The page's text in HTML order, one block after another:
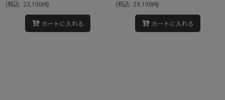
(税込: 23,100円)
カートに入れる
(税込: 23,100円)
カートに入れる